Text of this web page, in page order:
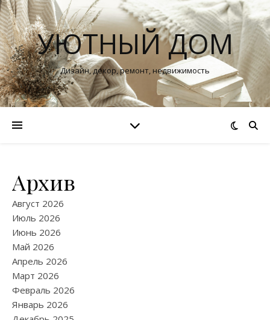
УЮТНЫЙ ДОМ
Дизайн, декор, ремонт, недвижимость
Архив
Август 2026
Июль 2026
Июнь 2026
Май 2026
Апрель 2026
Март 2026
Февраль 2026
Январь 2026